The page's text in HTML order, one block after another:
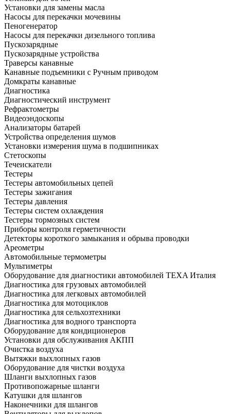
Установки для замены масла
Насосы для перекачки мочевины
Пеногенератор
Насосы для перекачки дизельного топлива
Пускозарядные
Пускозарядные устройства
Траверсы канавные
Канавные подъемники с Ручным приводом
Домкраты канавные
Диагностика
Диагностический инструмент
Рефрактометры
Видеоэндоскопы
Анализаторы батарей
Устройства определения шумов
Установки измерения шума в подшипниках
Стетоскопы
Течеискатели
Тестеры
Тестеры автомобильных цепей
Тестеры зажигания
Тестеры давления
Тестеры систем охлаждения
Тестеры тормозных систем
Приборы контроля герметичности
Детекторы короткого замыкания и обрыва проводки
Ареометры
Автомобильные термометры
Мультиметры
Оборудование для диагностики автомобилей TEXA Италия
Диагностика для грузовых автомобилей
Диагностика для легковых автомобилей
Диагностика для мотоциклов
Диагностика для сельхозтехники
Диагностика для водного транспорта
Оборудование для кондиционеров
Установки для обслуживания АКПП
Очистка воздуха
Вытяжки выхлопных газов
Оборудование для чистки воздуха
Шланги выхлопных газов
Противопожарные шланги
Катушки для шлангов
Наконечники для шлангов